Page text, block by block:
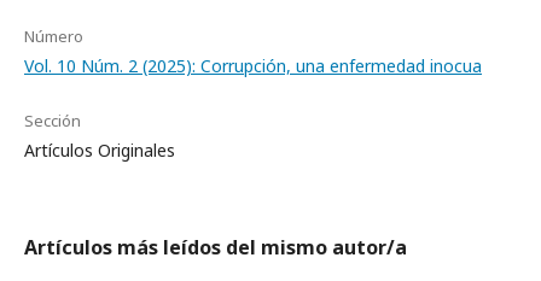
Número
Vol. 10 Núm. 2 (2025): Corrupción, una enfermedad inocua
Sección
Artículos Originales
Artículos más leídos del mismo autor/a